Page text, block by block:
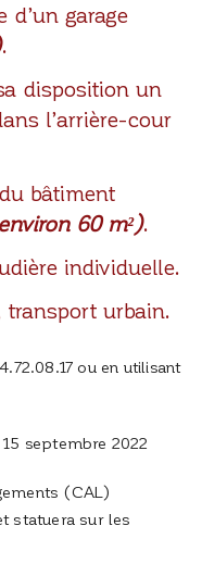
d’un garage
.
disposition un
l’arrière-cour
bâtiment
60 m²).
individuelle.
transport urbain.
ou en utilisant
15 septembre 2022
(CAL)
statuera sur les